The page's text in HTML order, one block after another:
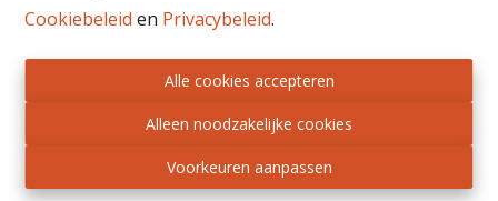
Cookiebeleid en Privacybeleid.
Alle cookies accepteren
Alleen noodzakelijke cookies
Voorkeuren aanpassen
Bouwjaar
1960
Oriëntatie achtergevel